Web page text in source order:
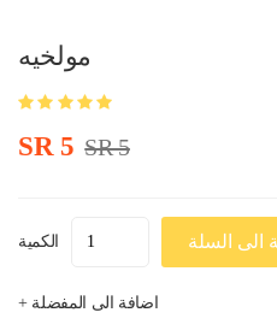
مولخيه
SR 5 SR 5
الكمية الى السلة
+ اضافة الى المفضلة